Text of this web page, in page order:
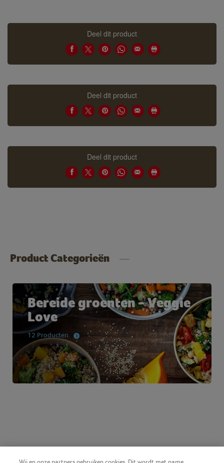
Deel dit product
Deel dit product
Deel dit product
Product Categorieën
Bereide groenten - Veggie
Love
12 Producten